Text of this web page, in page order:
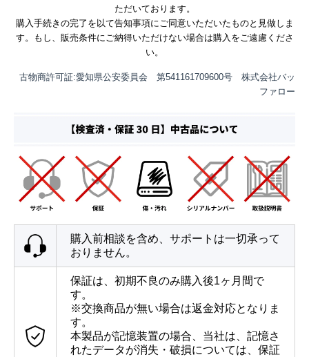
ただいております。
購入手続きの完了を以て告知事項にご同意いただいたものと見做しま
す。もし、販売条件にご納得いただけない場合は購入をご遠慮くださ
い。
古物商許可証:愛知県公安委員会 第541161709600号 株式会社バッ
ファロー
購入前相談を含め、サポートは一切承って
おりません。
保証は、初期不良のみ購入後1ヶ月間で
す。
※交換商品が無い場合は返金対応となりま
す。
本製品が記憶装置の場合、当社は、記憶さ
れたデータが消失・破損については、保証